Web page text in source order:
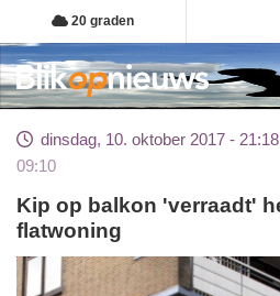
Overslaan
en
naar
de
gaan
20 graden
dinsdag, 10. oktober 2017 - 21:18
09:10
Kip op balkon 'verraadt' hennepkwekerij in
flatwoning